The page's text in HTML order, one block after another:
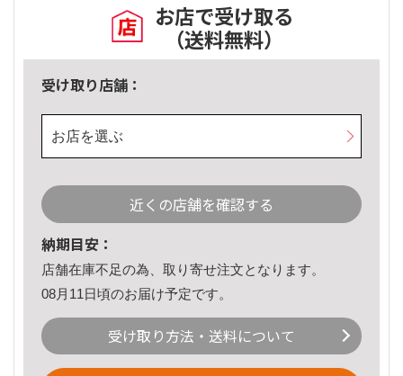
お店で受け取る
（送料無料）
受け取り店舗：
お店を選ぶ
近くの店舗を確認する
納期目安：
店舗在庫不足の為、取り寄せ注文となります。
08月11日頃のお届け予定です。
受け取り方法・送料について